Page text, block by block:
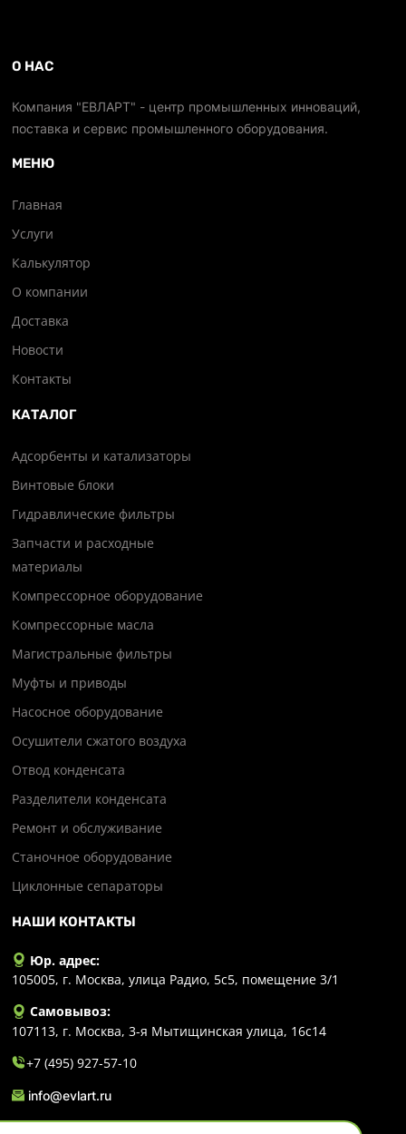
О НАС
Компания "ЕВЛАРТ" - центр промышленных инноваций,
поставка и сервис промышленного оборудования.
МЕНЮ
Главная
Услуги
Калькулятор
О компании
Доставка
Новости
Контакты
КАТАЛОГ
Адсорбенты и катализаторы
Винтовые блоки
Гидравлические фильтры
Запчасти и расходные
материалы
Компрессорное оборудование
Компрессорные масла
Магистральные фильтры
Муфты и приводы
Насосное оборудование
Осушители сжатого воздуха
Отвод конденсата
Разделители конденсата
Ремонт и обслуживание
Станочное оборудование
Циклонные сепараторы
НАШИ КОНТАКТЫ
Юр. адрес:
105005, г. Москва, улица Радио, 5с5, помещение 3/1
Самовывоз:
107113, г. Москва, 3-я Мытищинская улица, 16с14
+7 (495) 927-57-10
info@evlart.ru